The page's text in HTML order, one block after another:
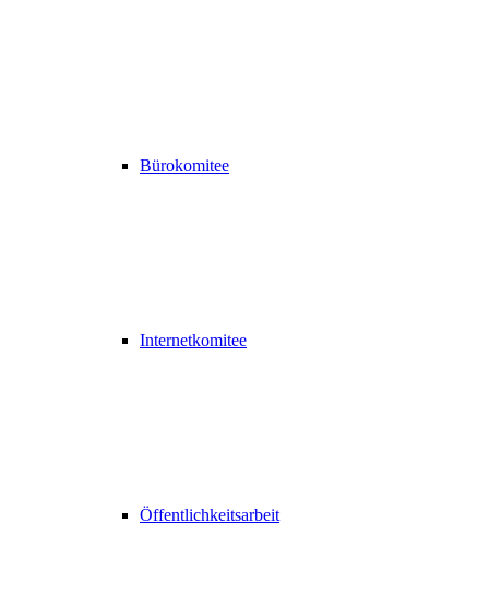
Bürokomitee
Internetkomitee
Öffentlichkeitsarbeit